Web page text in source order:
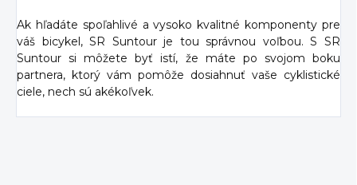
Ak hľadáte spoľahlivé a vysoko kvalitné komponenty pre
váš bicykel, SR Suntour je tou správnou voľbou. S SR
Suntour si môžete byť istí, že máte po svojom boku
partnera, ktorý vám pomôže dosiahnuť vaše cyklistické
ciele, nech sú akékoľvek.